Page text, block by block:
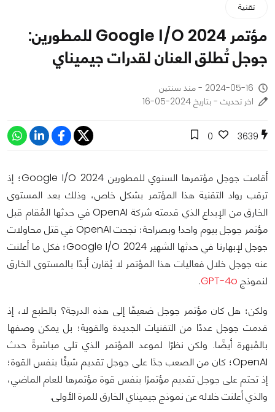
تقنية
مؤتمر Google I/O 2024 للمطورين:
جوجل تُطلق العنان لقدرات جيميناي
2024-05-16 - منذ سنتين
اخر تحديث - بتاريخ 2024-05-16
3639
0
أقامت جوجل مؤتمرها السنوي للمطورين Google I/O 2024؛ إذ
ترقب رواد التقنية هذا المؤتمر بشكل خاص، وذلك بعد المستوى
الخارق من الإبداع الذي قدمته شركة OpenAI في حدثها المُقام قبل
مؤتمر جوجل بيوم واحد! وبصراحة؛ نجحت OpenAI في قتل محاولات
جوجل لإبهارنا في حدثها الشهير Google I/O 2024؛ فكل ما أعلنت
عنه جوجل خلال فعاليات هذا المؤتمر لا يُقارن أبدًا بالمستوى الخارق
لنموذج GPT-4o
.
ولكن؛ هل كان مؤتمر جوجل ضعيفًا إلى هذه الدرجة؟ بالطبع لا، إذ
قدمت جوجل عددًا من التقنيات الجديدة والقوية؛ بل يمكن وصفها
بالمُبهرة أيضًا. ولكن نظرًا لموعد المؤتمر الذي تلى مباشرةً حدث
OpenAI؛ كان من الصعب جدًا على جوجل تقديم شيئًا بنفس القوة؛
إذ تحتم على جوجل تقديم مؤتمرًا بنفس قوة مؤتمرها للعام الماضي،
والذي أعلنت خلاله عن نموذج جيميناي الخارق للمرة الأولى.